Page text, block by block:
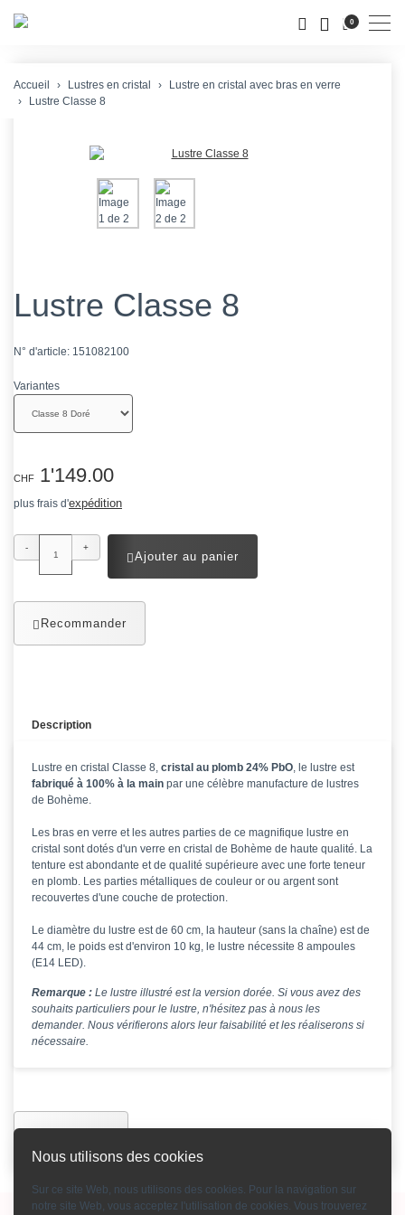
Nous utilisons des cookies
Sur ce site Web, nous utilisons des cookies. Pour la navigation sur
notre site Web, vous acceptez l'utilisation de cookies. Vous trouverez
0
Accueil Lustres en cristal
Lustre en cristal avec bras en verre
Lustre Classe 8
Lustre Classe 8
N° d'article: 151082100
Variantes
CHF 1'149.00
plus frais d'expédition
- +
Ajouter au panier
Recommander
Description
Lustre en cristal Classe 8, cristal au plomb 24% PbO, le lustre est
fabriqué à 100% à la main par une célèbre manufacture de lustres
de Bohème.
Les bras en verre et les autres parties de ce magnifique lustre en
cristal sont dotés d'un verre en cristal de Bohème de haute qualité. La
tenture est abondante et de qualité supérieure avec une forte teneur
en plomb. Les parties métalliques de couleur or ou argent sont
recouvertes d'une couche de protection.
Le diamètre du lustre est de 60 cm, la hauteur (sans la chaîne) est de
44 cm, le poids est d'environ 10 kg, le lustre nécessite 8 ampoules
(E14 LED).
Remarque : Le lustre illustré est la version dorée. Si vous avez des
souhaits particuliers pour le lustre, n'hésitez pas à nous les
demander. Nous vérifierons alors leur faisabilité et les réaliserons si
nécessaire.